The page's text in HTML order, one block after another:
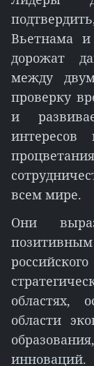
Вьетнама и
дорожат
между
проверку
и
интересов
всем мире.
Они
областях,
области
инноваций.